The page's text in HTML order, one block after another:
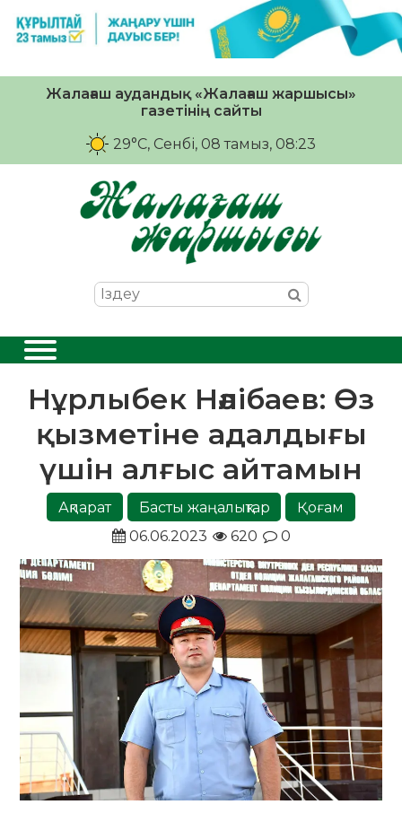
Жалағаш аудандық «Жалағаш жаршысы»
газетінің сайты
29°C, Сенбі, 08 тамыз, 08:23
Нұрлыбек Нәлібаев: Өз
қызметіне адалдығы
үшін алғыс айтамын
Ақпарат Басты жаңалықтар
Қоғам
06.06.2023
620 0